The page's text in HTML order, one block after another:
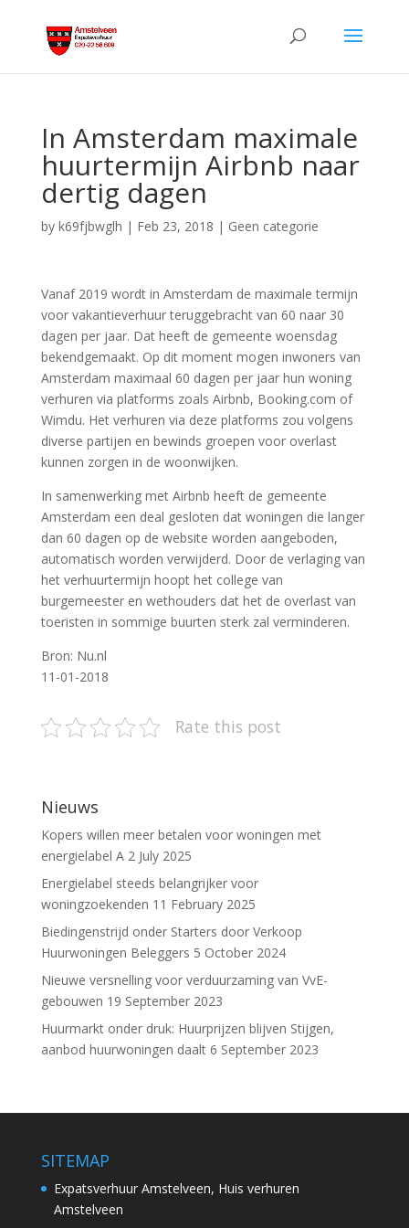
In Amsterdam maximale
huurtermijn Airbnb naar
dertig dagen
by k69fjbwglh | Feb 23, 2018 | Geen categorie
Vanaf 2019 wordt in Amsterdam de maximale termijn
voor vakantieverhuur teruggebracht van 60 naar 30
dagen per jaar. Dat heeft de gemeente woensdag
bekendgemaakt. Op dit moment mogen inwoners van
Amsterdam maximaal 60 dagen per jaar hun woning
verhuren via platforms zoals Airbnb, Booking.com of
Wimdu. Het verhuren via deze platforms zou volgens
diverse partijen en bewinds groepen voor overlast
kunnen zorgen in de woonwijken.
In samenwerking met Airbnb heeft de gemeente
Amsterdam een deal gesloten dat woningen die langer
dan 60 dagen op de website worden aangeboden,
automatisch worden verwijderd. Door de verlaging van
het verhuurtermijn hoopt het college van
burgemeester en wethouders dat het de overlast van
toeristen in sommige buurten sterk zal verminderen.
Bron: Nu.nl
11-01-2018
Rate this post
Nieuws
Kopers willen meer betalen voor woningen met
energielabel A 2 July 2025
Energielabel steeds belangrijker voor
woningzoekenden 11 February 2025
Biedingenstrijd onder Starters door Verkoop
Huurwoningen Beleggers 5 October 2024
Nieuwe versnelling voor verduurzaming van VvE-
gebouwen 19 September 2023
Huurmarkt onder druk: Huurprijzen blijven Stijgen,
aanbod huurwoningen daalt 6 September 2023
SITEMAP
Expatsverhuur Amstelveen, Huis verhuren
Amstelveen